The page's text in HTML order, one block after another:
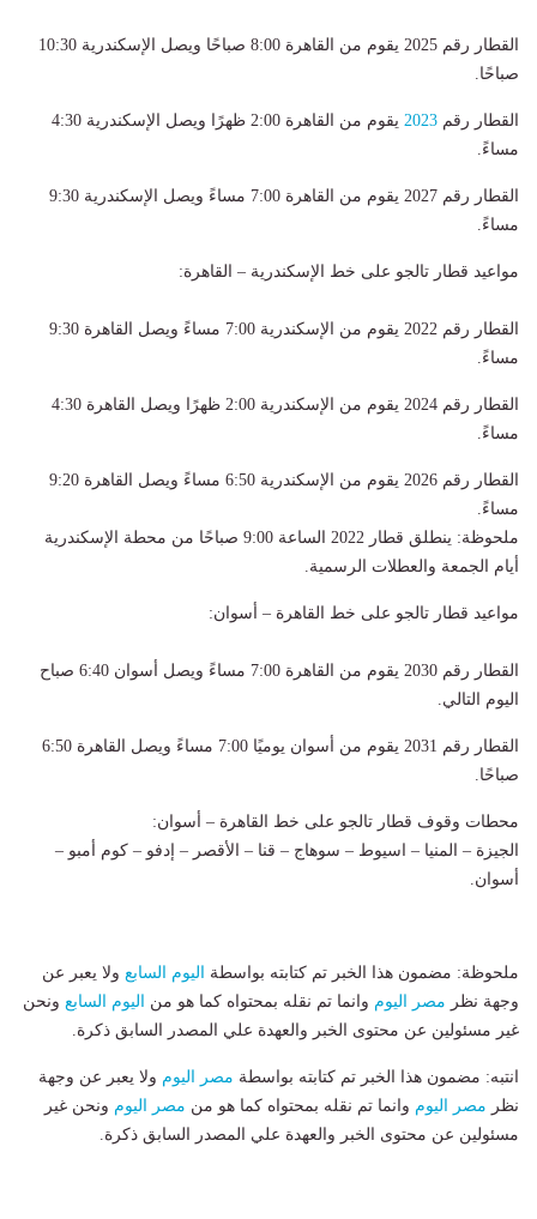
القطار رقم 2025 يقوم من القاهرة 8:00 صباحًا ويصل الإسكندرية 10:30
صباحًا.
القطار رقم 2023
يقوم من القاهرة 2:00 ظهرًا ويصل الإسكندرية 4:30
مساءً.
القطار رقم 2027 يقوم من القاهرة 7:00 مساءً ويصل الإسكندرية 9:30
مساءً.
مواعيد قطار تالجو على خط الإسكندرية – القاهرة:
القطار رقم 2022 يقوم من الإسكندرية 7:00 مساءً ويصل القاهرة 9:30
مساءً.
القطار رقم 2024 يقوم من الإسكندرية 2:00 ظهرًا ويصل القاهرة 4:30
مساءً.
القطار رقم 2026 يقوم من الإسكندرية 6:50 مساءً ويصل القاهرة 9:20
مساءً.
ملحوظة: ينطلق قطار 2022 الساعة 9:00 صباحًا من محطة الإسكندرية
أيام الجمعة والعطلات الرسمية.
مواعيد قطار تالجو على خط القاهرة – أسوان:
القطار رقم 2030 يقوم من القاهرة 7:00 مساءً ويصل أسوان 6:40 صباح
اليوم التالي.
القطار رقم 2031 يقوم من أسوان يوميًا 7:00 مساءً ويصل القاهرة 6:50
صباحًا.
محطات وقوف قطار تالجو على خط القاهرة – أسوان:
الجيزة – المنيا – اسيوط – سوهاج – قنا – الأقصر – إدفو – كوم أمبو –
أسوان.
ملحوظة: مضمون هذا الخبر تم كتابته بواسطة اليوم السابع ولا يعبر عن
وجهة نظر مصر اليوم وانما تم نقله بمحتواه كما هو من اليوم السابع ونحن
غير مسئولين عن محتوى الخبر والعهدة علي المصدر السابق ذكرة.
انتبه: مضمون هذا الخبر تم كتابته بواسطة مصر اليوم ولا يعبر عن وجهة
نظر مصر اليوم وانما تم نقله بمحتواه كما هو من مصر اليوم ونحن غير
مسئولين عن محتوى الخبر والعهدة علي المصدر السابق ذكرة.